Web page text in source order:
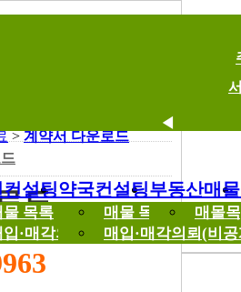
설팅
물 목록
입·매각의뢰(비공개)
약국컨설팅
매물 목록
매입·매각의뢰(비
부동산매물
매몰
◀
>계약서 다운로드
드
약서 (전세,월세)